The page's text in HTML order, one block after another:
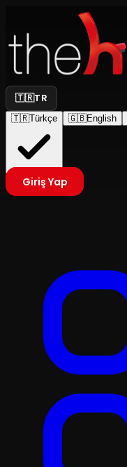
🇹🇷TR
🇹🇷Türkçe 🇬🇧English
Giriş Yap